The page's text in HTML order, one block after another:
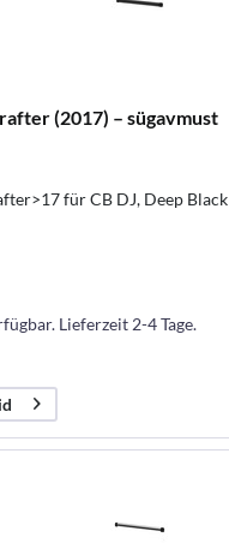
(2017) – sügavmust
für CB DJ, Deep Black
Lieferzeit 2-4 Tage.